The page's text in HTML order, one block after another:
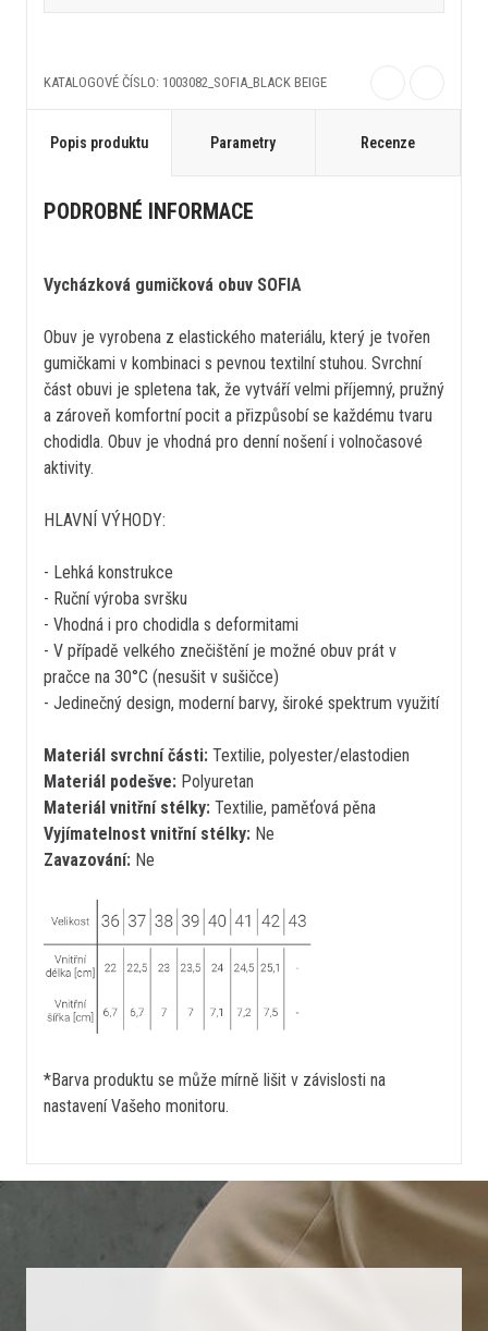
KATALOGOVÉ ČÍSLO: 1003082_SOFIA_BLACK BEIGE
Popis produktu Parametry Recenze
PODROBNÉ INFORMACE
Vycházková gumičková obuv SOFIA
Obuv je vyrobena z elastického materiálu, který je tvořen
gumičkami v kombinaci s pevnou textilní stuhou. Svrchní
část obuvi je spletena tak, že vytváří velmi příjemný, pružný
a zároveň komfortní pocit a přizpůsobí se každému tvaru
chodidla. Obuv je vhodná pro denní nošení i volnočasové
aktivity.
HLAVNÍ VÝHODY:
- Lehká konstrukce
- Ruční výroba svršku
- Vhodná i pro chodidla s deformitami
- V případě velkého znečištění je možné obuv prát v
pračce na 30°C (nesušit v sušičce)
- Jedinečný design, moderní barvy, široké spektrum využití
Materiál svrchní části: Textilie, polyester/elastodien
Materiál podešve: Polyuretan
Materiál vnitřní stélky: Textilie, paměťová pěna
Vyjímatelnost vnitřní stélky: Ne
Zavazování: Ne
*Barva produktu se může mírně lišit v závislosti na
nastavení Vašeho monitoru.